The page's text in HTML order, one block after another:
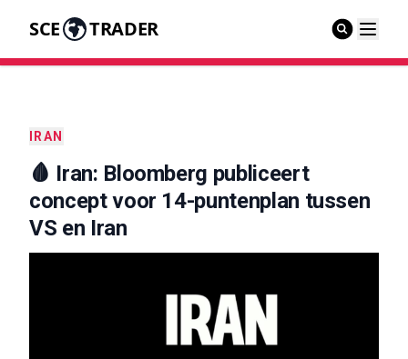
SCE TRADER
IRAN
🩸 Iran: Bloomberg publiceert
concept voor 14-puntenplan tussen
VS en Iran